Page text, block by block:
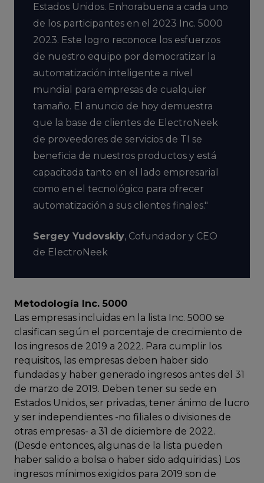
Estados Unidos. Enhorabuena a cada uno
de los participantes en el 2023 Inc. 5000
2023. Este logro reconoce los esfuerzos
de nuestro equipo por democratizar la
automatización inteligente a nivel
mundial para empresas de cualquier
tamaño. El anuncio de hoy demuestra
que la base de clientes de ElectroNeek
de proveedores de servicios de TI se
beneficia de nuestros productos y está
capacitada tanto en el lado empresarial
como en el tecnológico para ofrecer
automatización a sus clientes finales."
Sergey Yudovskiy, Cofundador y CEO
de ElectroNeek
Metodología Inc. 5000
Las empresas incluidas en la lista Inc. 5000 se
clasifican según el porcentaje de crecimiento de
los ingresos de 2019 a 2022. Para cumplir los
requisitos, las empresas deben haber sido
fundadas y haber generado ingresos antes del 31
de marzo de 2019. Deben tener su sede en
Estados Unidos, ser privadas, tener ánimo de lucro
y ser independientes -no filiales o divisiones de
otras empresas- a 31 de diciembre de 2022.
(Desde entonces, algunas de la lista pueden
haber salido a bolsa o haber sido adquiridas.) Los
ingresos mínimos exigidos para 2019 son de